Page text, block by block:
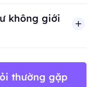
không giới
thường gặp